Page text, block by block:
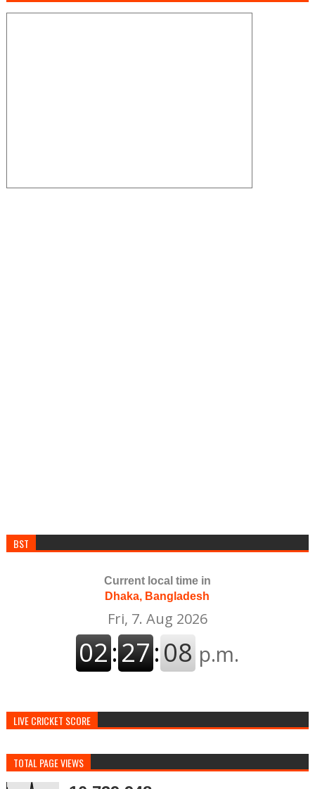
BST
Current local time in
Dhaka, Bangladesh
LIVE CRICKET SCORE
TOTAL PAGE VIEWS